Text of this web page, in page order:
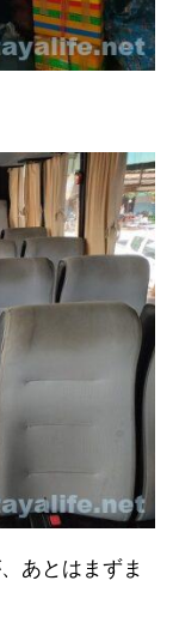
あとはまずま